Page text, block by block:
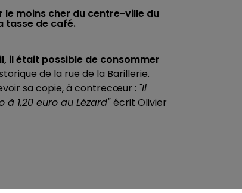
le moins cher du centre-ville du
tasse de café.
il était possible de consommer
de la rue de la Barillerie.
sa copie, à contrecœur : "Il
1,20 euro au Lézard"écrit Olivier